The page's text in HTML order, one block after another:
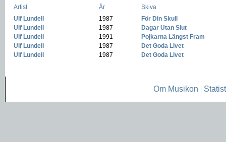
Artist År
Skiva
Ulf Lundell
1987
För Din Skull
Ulf Lundell
1987
Dagar Utan Slut
Ulf Lundell
1991
Pojkarna Längst Fram
Ulf Lundell
1987
Det Goda Livet
Ulf Lundell
1987 Det Goda Livet
Om Musikon |